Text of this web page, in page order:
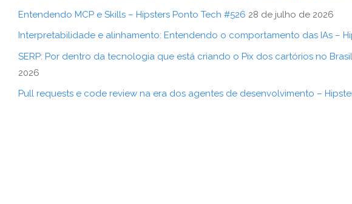
Entendendo MCP e Skills – Hipsters Ponto Tech #526 28 de julho de 2026
Interpretabilidade e alinhamento: Entendendo o comportamento das IAs –
SERP: Por dentro da tecnologia que está criando o Pix dos cartórios no
2026
Pull requests e code review na era dos agentes de desenvolvimento –